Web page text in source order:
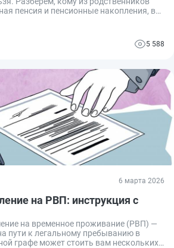
пенсия и пенсионные накопления, в
5 588
6 марта 2026
на РВП: инструкция с
на временное проживание (РВП) —
пути к легальному пребыванию в
графе может стоить вам нескольких